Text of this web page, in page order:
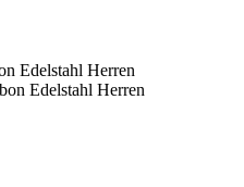
Edelstahl Herren